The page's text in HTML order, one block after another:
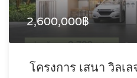
2,600,000฿
โครงการ เสนา วิลเ